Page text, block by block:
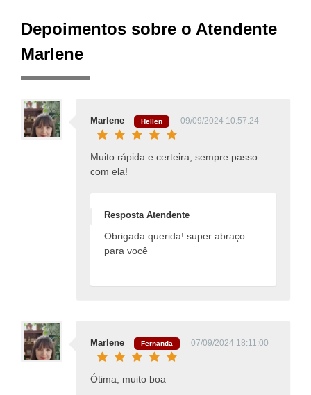
Depoimentos sobre o Atendente
Marlene
Marlene Hellen 09/09/2024 10:57:24
Muito rápida e certeira, sempre passo
com ela!
Resposta Atendente
Obrigada querida! super abraço
para você
Marlene Fernanda 07/09/2024 18:11:00
Ótima, muito boa